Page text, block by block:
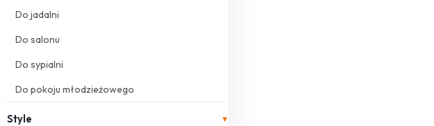
Do jadalni
Do salonu
Do sypialni
Do pokoju młodzieżowego
Style ▾